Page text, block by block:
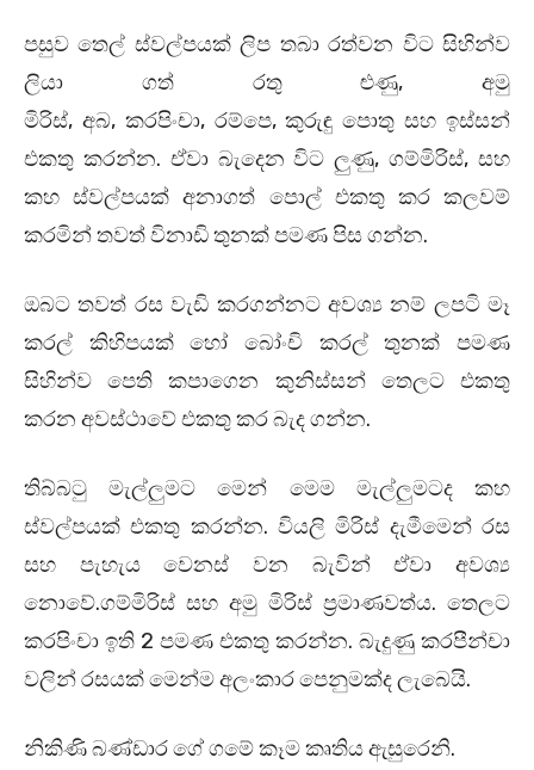
පසුව තෙල් ස්වල්පයක් ලිප තබා රත්වන විට සිහින්ව
ලියා ගත් රතු ළුණු, අමු
මිරිස්, අබ, කරපිංචා, රම්පෙ,කුරුඳු පොතු සහ ඉස්සන්
එකතු කරන්න. ඒවා බැදෙන විට ලුණු,ගම්මිරිස්,සහ
කහ ස්වල්පයක් අනාගත් පොල් එකතු කර කලවම්
කරමින් තවත් විනාඩි තුනක් පමණ පිස ගන්න.
ඔබට තවත් රස වැඩි කරගන්නට අවශ්‍ය නම් ලපටි මෑ
කරල් කිහිපයක් හෝ බෝංචි කරල් තුනක් පමණ
සිහින්ව පෙති කපාගෙන කුනිස්සන් තෙලට එකතු
කරන අවස්ථාවේ එකතු කර බැද ගන්න.
තිබ්බටු මැල්ලුමට මෙන් මෙම මැල්ලුමටද කහ
ස්වල්පයක් එකතු කරන්න.වියලි මිරිස් දැමීමෙන් රස
සහ පැහැය වෙනස් වන බැවින් ඒවා අවශ්‍ය
නොවේ.ගම්මිරිස් සහ අමු මිරිස් ප්‍රමාණවත්ය. තෙලට
කරපිංචා ඉති 2 පමණ එකතු කරන්න. බැදුණු කරපීන්චා
වලින් රසයක් මෙන්ම අලංකාර පෙනුමක්ද ලැබෙයි.
නිකිණි බණ්ඩාර ගේ ගමේ කෑම කෘතිය ඇසුරෙනි.